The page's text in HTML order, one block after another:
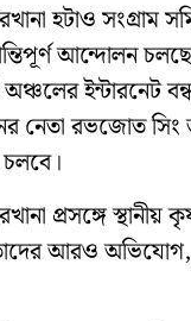
হটাও সংগ্রাম
আন্দোলন
ইন্টারনেট
নেতা রভজোত সিং
প্রসঙ্গে
আরও অভিযোগ,